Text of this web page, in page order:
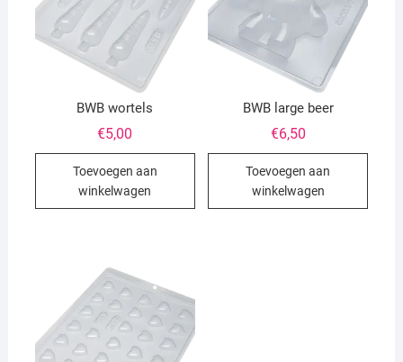
BWB wortels
€5,00
Toevoegen aan
winkelwagen
BWB large beer
€6,50
Toevoegen aan
winkelwagen